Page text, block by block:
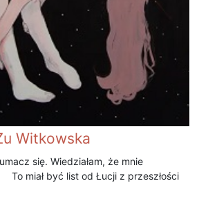
Witkowska
się. Wiedziałam, że mnie
To miał być list od Łucji z przeszłości